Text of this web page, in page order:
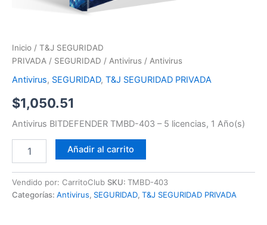
Inicio / T&J SEGURIDAD
PRIVADA / SEGURIDAD / Antivirus / Antivirus
Antivirus, SEGURIDAD, T&J SEGURIDAD PRIVADA
$1,050.51
Antivirus BITDEFENDER TMBD-403 – 5 licencias, 1 Año(s)
Añadir al carrito
Vendido por: CarritoClub SKU: TMBD-403
Categorías: Antivirus, SEGURIDAD, T&J SEGURIDAD PRIVADA